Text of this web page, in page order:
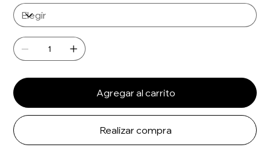
Agregar al carrito
Realizar compra